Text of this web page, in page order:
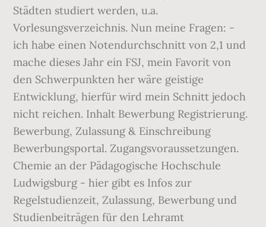
Städten studiert werden, u.a.
Vorlesungsverzeichnis. Nun meine Fragen: -
ich habe einen Notendurchschnitt von 2,1 und
mache dieses Jahr ein FSJ, mein Favorit von
den Schwerpunkten her wäre geistige
Entwicklung, hierfür wird mein Schnitt jedoch
nicht reichen. Inhalt Bewerbung Registrierung.
Bewerbung, Zulassung & Einschreibung
Bewerbungsportal. Zugangsvoraussetzungen.
Chemie an der Pädagogische Hochschule
Ludwigsburg - hier gibt es Infos zur
Regelstudienzeit, Zulassung, Bewerbung und
Studienbeiträgen für den Lehramt